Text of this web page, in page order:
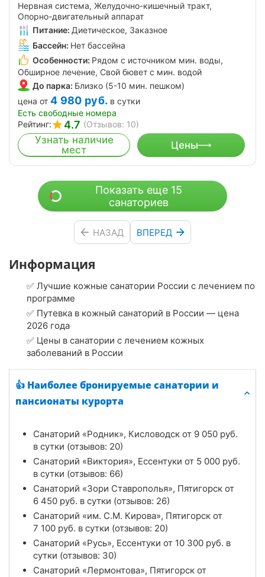
Информация
✅ Лучшие кожные санатории России с лечением по
программе
✅ Путевка в кожный санаторий в России — цена
2026 года
✅ Цены в санатории с лечением кожных
заболеваний в России
👍 Наиболее бронируемые санатории и
пансионаты курорта
Санаторий «Родник», Кисловодск от 9 050 руб.
в сутки (отзывов: 20)
Санаторий «Виктория», Ессентуки от 5 000 руб.
в сутки (отзывов: 66)
Санаторий «Зори Ставрополья», Пятигорск от
6 450 руб. в сутки (отзывов: 26)
Санаторий «им. С.М. Кирова», Пятигорск от
7 100 руб. в сутки (отзывов: 20)
Санаторий «Русь», Ессентуки от 10 300 руб. в
сутки (отзывов: 30)
Санаторий «Лермонтова», Пятигорск от
Нервная система, Желудочно-кишечный тракт,
Опорно-двигательный аппарат
Питание: Диетическое, Заказное
Бассейн: Нет бассейна
Особенности: Рядом с источником мин. воды,
Обширное лечение, Свой бювет с мин. водой
До парка: Близко (5-10 мин. пешком)
цена от 4 980 руб. в сутки
Есть свободные номера
Рейтинг:
4.7 (Отзывов: 10)
Узнать наличие
мест
Цены
Показать еще 15
санаториев
НАЗАД ВПЕРЕД